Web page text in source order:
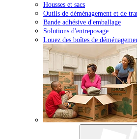
Housses et sacs
Outils de déménagement et de
Bande adhésive d'emballage
Solutions d'entreposage
Louez des boîtes de